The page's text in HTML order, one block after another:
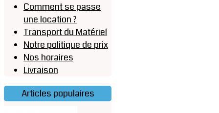
Comment se passe
une location ?
Transport du Matériel
Notre politique de prix
Nos horaires
Livraison
Articles populaires